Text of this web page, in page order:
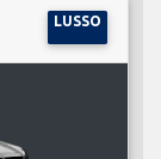
LUSSO